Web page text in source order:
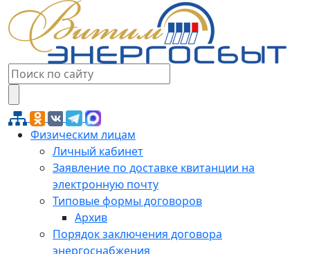
Физическим лицам
Личный кабинет
Заявление по доставке квитанции на
электронную почту
Типовые формы договоров
Архив
Порядок заключения договора
энергоснабжения